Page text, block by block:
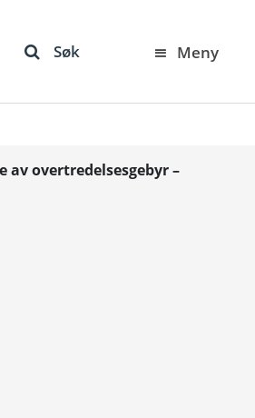
Søk Meny
av overtredelsesgebyr –